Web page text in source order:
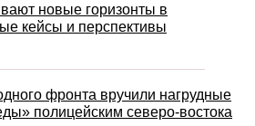
новые горизонты в
кейсы и перспективы
фронта вручили нагрудные
полицейским северо-востока